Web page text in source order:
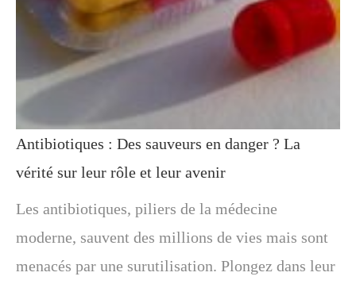
Antibiotiques : Des sauveurs en danger ? La
vérité sur leur rôle et leur avenir
Les antibiotiques, piliers de la médecine
moderne, sauvent des millions de vies mais sont
menacés par une surutilisation. Plongez dans leur